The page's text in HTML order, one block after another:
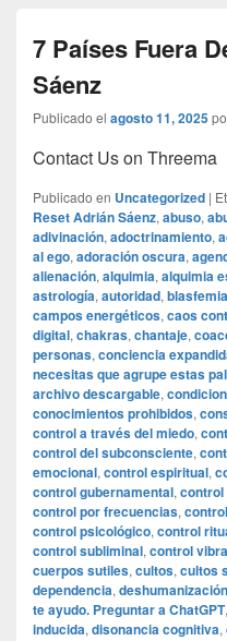
7 Países Fuera
Sáenz
Publicado el agosto 11, 2025
Contact Us on Threema
Publicado en Uncategorized |
Reset Adrián Sáenz, abuso,
adivinación, adoctrinamiento,
al ego, adoración oscura,
alienación, alquimia, alquimia
astrología, autoridad, blasfemia
campos energéticos, caos
digital, chakras, chantaje,
personas, conciencia
necesitas que agrupe estas
archivo descargable,
conocimientos prohibidos,
control a través del miedo,
control del subconsciente,
emocional, control espiritual,
control gubernamental, control
control por frecuencias,
control psicológico, control
control subliminal, control
cuerpos sutiles, cultos, cultos
dependencia, deshumanización
te ayudo. Preguntar a ChatGPT,
inducida, disonancia cognitiva,